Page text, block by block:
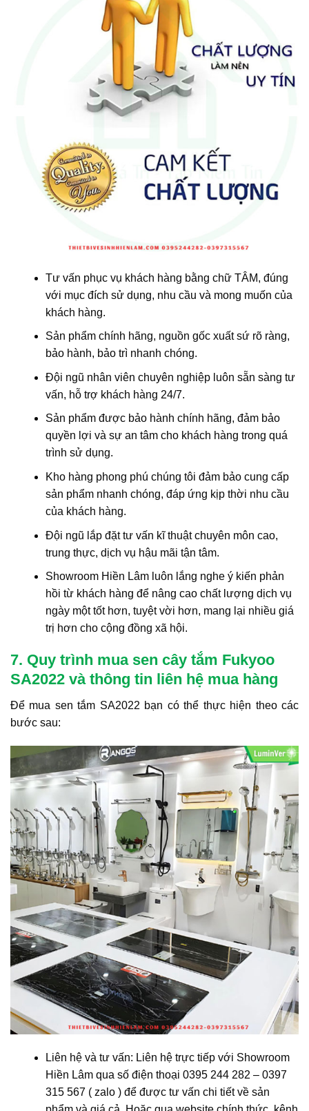
Tư vấn phục vụ khách hàng bằng chữ TÂM, đúng
với mục đích sử dụng, nhu cầu và mong muốn của
khách hàng.
Sản phẩm chính hãng, nguồn gốc xuất sứ rõ ràng,
bảo hành, bảo trì nhanh chóng.
Đội ngũ nhân viên chuyên nghiệp luôn sẵn sàng tư
vấn, hỗ trợ khách hàng 24/7.
Sản phẩm được bảo hành chính hãng, đảm bảo
quyền lợi và sự an tâm cho khách hàng trong quá
trình sử dụng.
Kho hàng phong phú chúng tôi đảm bảo cung cấp
sản phẩm nhanh chóng, đáp ứng kịp thời nhu cầu
của khách hàng.
Đội ngũ lắp đặt tư vấn kĩ thuật chuyên môn cao,
trung thực, dịch vụ hậu mãi tận tâm.
Showroom Hiền Lâm luôn lắng nghe ý kiến phản
hồi từ khách hàng để nâng cao chất lượng dịch vụ
ngày một tốt hơn, tuyệt vời hơn, mang lại nhiều giá
trị hơn cho cộng đồng xã hội.
7. Quy trình mua sen cây tắm Fukyoo
SA2022 và thông tin liên hệ mua hàng
Để mua sen tắm SA2022 bạn có thể thực hiện theo các
bước sau:
Liên hệ và tư vấn: Liên hệ trực tiếp với Showroom
Hiền Lâm qua số điện thoại 0395 244 282 – 0397
315 567 ( zalo ) để được tư vấn chi tiết về sản